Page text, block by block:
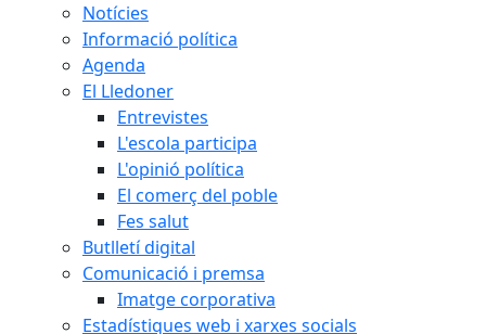
Notícies
Informació política
Agenda
El Lledoner
Entrevistes
L'escola participa
L'opinió política
El comerç del poble
Fes salut
Butlletí digital
Comunicació i premsa
Imatge corporativa
Estadístiques web i xarxes socials